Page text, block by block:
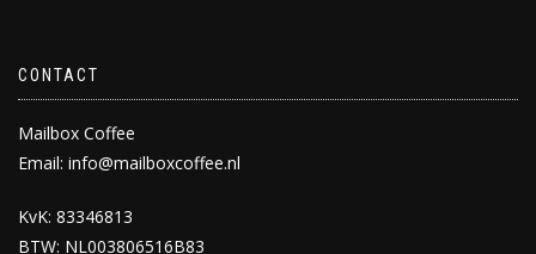
CONTACT
Mailbox Coffee
Email: info@mailboxcoffee.nl
KvK: 83346813
BTW: NL003806516B83